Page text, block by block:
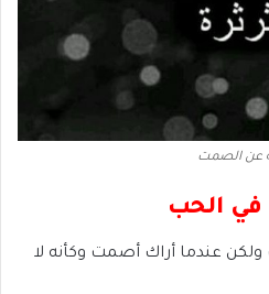
عن الصمت
الحب
عندما أراك أصمت وكأنه لا